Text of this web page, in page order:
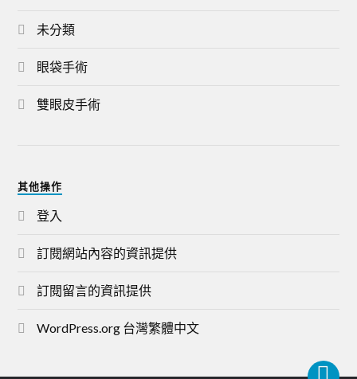
未分類
眼袋手術
雙眼皮手術
其他操作
登入
訂閱網站內容的資訊提供
訂閱留言的資訊提供
WordPress.org 台灣繁體中文